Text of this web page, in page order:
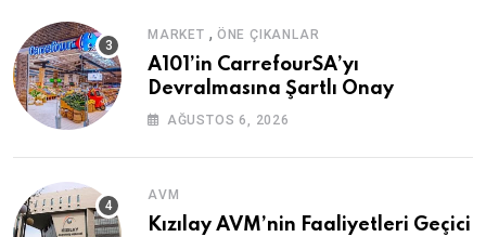
MARKET , ÖNE ÇIKANLAR
A101’in CarrefourSA’yı
Devralmasına Şartlı Onay
AĞUSTOS 6, 2026
AVM
Kızılay AVM’nin Faaliyetleri Geçici